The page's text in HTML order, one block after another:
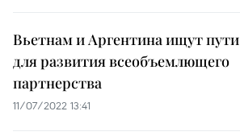
Вьетнам и Аргентина ищут пути
для развития всеобъемлющего
партнерства
11/07/2022 13:41